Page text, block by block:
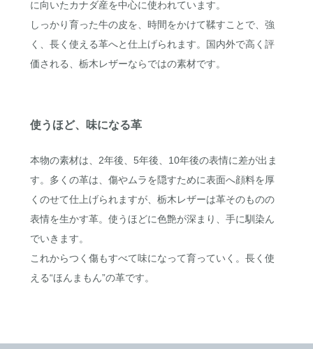
に向いたカナダ産を中心に使われています。
しっかり育った牛の皮を、時間をかけて鞣すことで、強
く、長く使える革へと仕上げられます。国内外で高く評
価される、栃木レザーならではの素材です。
使うほど、味になる革
本物の素材は、2年後、5年後、10年後の表情に差が出ま
す。多くの革は、傷やムラを隠すために表面へ顔料を厚
くのせて仕上げられますが、栃木レザーは革そのものの
表情を生かす革。使うほどに色艶が深まり、手に馴染ん
でいきます。
これからつく傷もすべて味になって育っていく。長く使
える“ほんまもん”の革です。